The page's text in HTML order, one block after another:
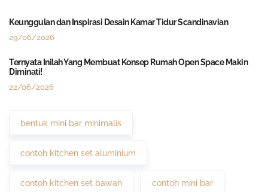
Keunggulan dan Inspirasi Desain Kamar Tidur Scandinavian
29/06/2026
Ternyata Inilah Yang Membuat Konsep Rumah Open Space Makin
Diminati!
22/06/2026
bentuk mini bar minimalis
contoh kitchen set aluminium
contoh kitchen set bawah contoh mini bar